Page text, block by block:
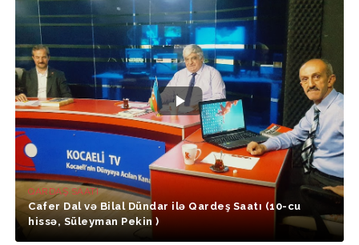
QARDAŞ SAATI
Cafer Dal və Bilal Dündar ilə Qardeş Saatı (10-cu
hissə, Süleyman Pekin )